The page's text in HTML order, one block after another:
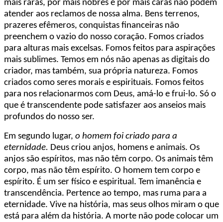
mais raras, por mais nobres e por mais caras não podem
atender aos reclamos de nossa alma. Bens terrenos,
prazeres efêmeros, conquistas financeiras não
preenchem o vazio do nosso coração. Fomos criados
para alturas mais excelsas. Fomos feitos para aspirações
mais sublimes. Temos em nós não apenas as digitais do
criador, mas também, sua própria natureza. Fomos
criados como seres morais e espirituais. Fomos feitos
para nos relacionarmos com Deus, amá-lo e frui-lo. Só o
que é transcendente pode satisfazer aos anseios mais
profundos do nosso ser.
Em segundo lugar, o homem foi criado para a
eternidade. Deus criou anjos, homens e animais. Os
anjos são espíritos, mas não têm corpo. Os animais têm
corpo, mas não têm espírito. O homem tem corpo e
espírito. É um ser físico e espiritual. Tem imanência e
transcendência. Pertence ao tempo, mas ruma para a
eternidade. Vive na história, mas seus olhos miram o que
está para além da história. A morte não pode colocar um